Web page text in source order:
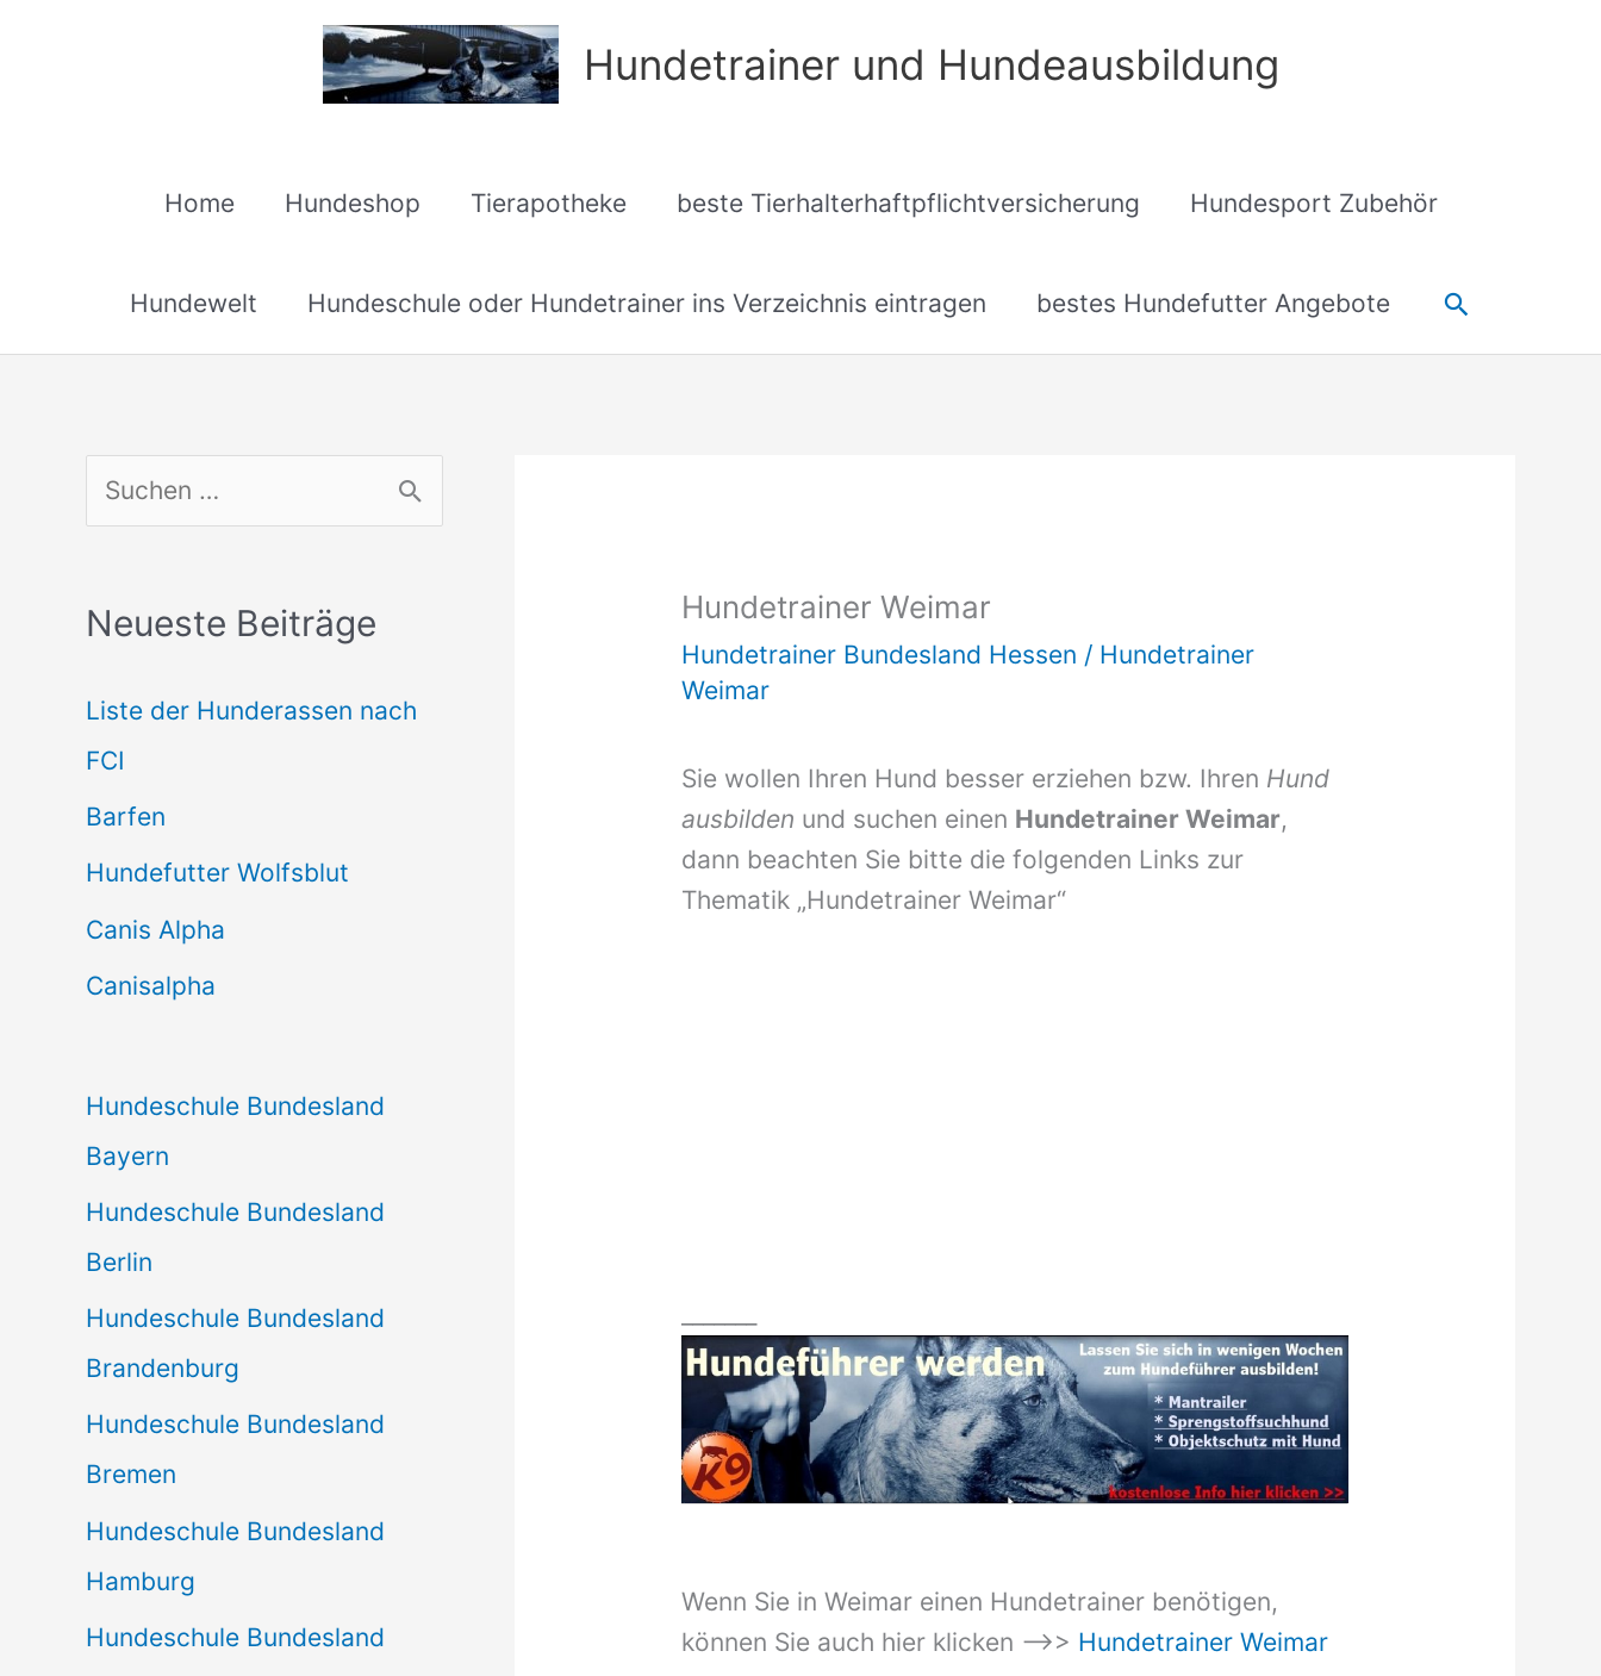
Hundetrainer und Hundeausbildung
Home Hundeshop Tierapotheke beste Tierhalterhaftpflichtversicherung Hundesport Zubehör
Hundewelt Hundeschule oder Hundetrainer ins Verzeichnis eintragen bestes Hundefutter Angebote Suchen
u
h
n
n
a
c
h
:
Neueste Beiträge
Liste der Hunderassen nach
FCI
Barfen
Hundefutter Wolfsblut
Canis Alpha
Canisalpha
Hundeschule Bundesland
Bayern
Hundeschule Bundesland
Berlin
Hundeschule Bundesland
Brandenburg
Hundeschule Bundesland
Bremen
Hundeschule Bundesland
Hamburg
Hundeschule Bundesland
Hundetrainer Weimar
Hundetrainer Bundesland Hessen / Hundetrainer
Weimar
Sie wollen Ihren Hund besser erziehen bzw. Ihren Hund
ausbilden und suchen einen Hundetrainer Weimar,
dann beachten Sie bitte die folgenden Links zur
Thematik „Hundetrainer Weimar“
Wenn Sie in Weimar einen Hundetrainer benötigen,
können Sie auch hier klicken –>> Hundetrainer Weimar